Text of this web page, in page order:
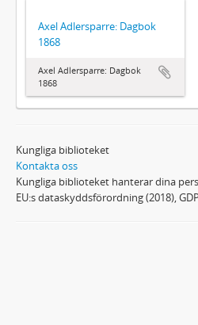
Axel Adlersparre: Dagbok
1868
Axel Adlersparre: Dagbok
1868
Kungliga biblioteket
Kontakta oss
Kungliga biblioteket hanterar dina
EU:s dataskyddsförordning (2018),